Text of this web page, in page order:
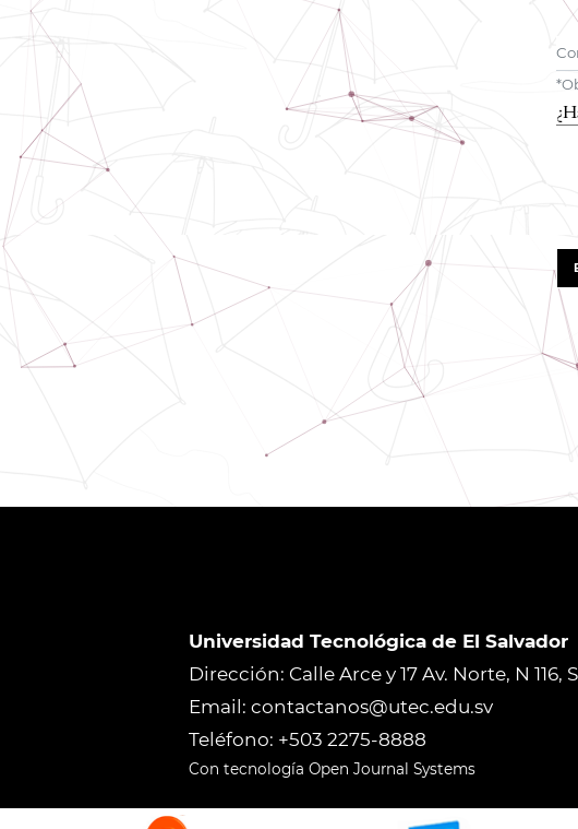
*
Universidad Tecnológica de El Salvador
Dirección: Calle Arce y 17 Av. Norte, N
Email: contactanos@utec.edu.sv
Teléfono: +503 2275-8888
Con tecnología Open Journal Systems